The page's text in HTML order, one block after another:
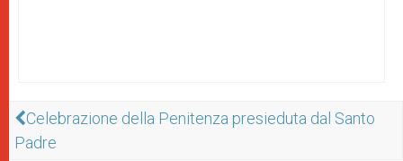
Celebrazione della Penitenza presieduta dal Santo
Padre